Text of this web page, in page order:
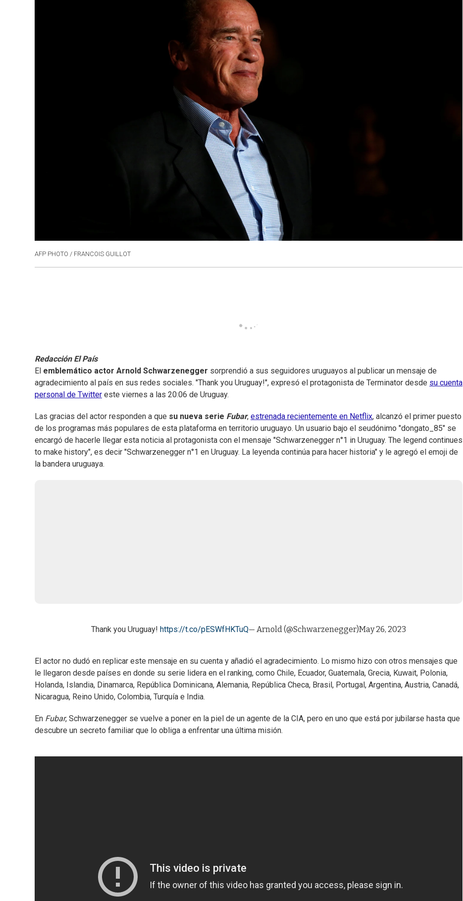
AFP PHOTO / FRANCOIS GUILLOT
Redacción El País
El emblemático actor Arnold Schwarzenegger sorprendió a sus seguidores uruguayos al publicar un mensaje de
agradecimiento al país en sus redes sociales. "Thank you Uruguay!", expresó el protagonista de Terminator desde su cuenta
personal de Twitter este viernes a las 20:06 de Uruguay.
Las gracias del actor responden a que su nueva serie Fubar, estrenada recientemente en Netflix, alcanzó el primer puesto
de los programas más populares de esta plataforma en territorio uruguayo. Un usuario bajo el seudónimo "dongato_85" se
encargó de hacerle llegar esta noticia al protagonista con el mensaje "Schwarzenegger n°1 in Uruguay. The legend continues
to make history", es decir "Schwarzenegger n°1 en Uruguay. La leyenda continúa para hacer historia" y le agregó el emoji de
la bandera uruguaya.
Thank you Uruguay! https://t.co/pESWfHKTuQ— Arnold (@Schwarzenegger)May 26, 2023
El actor no dudó en replicar este mensaje en su cuenta y añadió el agradecimiento. Lo mismo hizo con otros mensajes que
le llegaron desde países en donde su serie lidera en el ranking, como Chile, Ecuador, Guatemala, Grecia, Kuwait, Polonia,
Holanda, Islandia, Dinamarca, República Dominicana, Alemania, República Checa, Brasil, Portugal, Argentina, Austria, Canadá,
Nicaragua, Reino Unido, Colombia, Turquía e India.
En Fubar, Schwarzenegger se vuelve a poner en la piel de un agente de la CIA, pero en uno que está por jubilarse hasta que
descubre un secreto familiar que lo obliga a enfrentar una última misión.